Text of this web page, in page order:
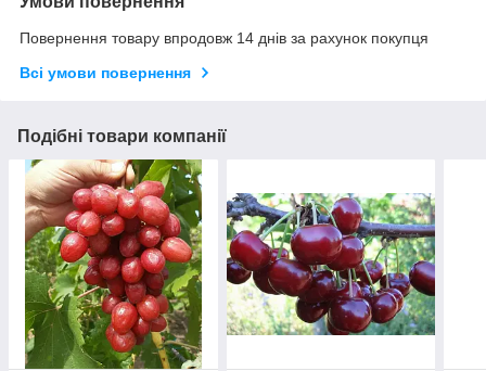
Повернення товару впродовж 14 днів за рахунок покупця
Всі умови повернення
Подібні товари компанії